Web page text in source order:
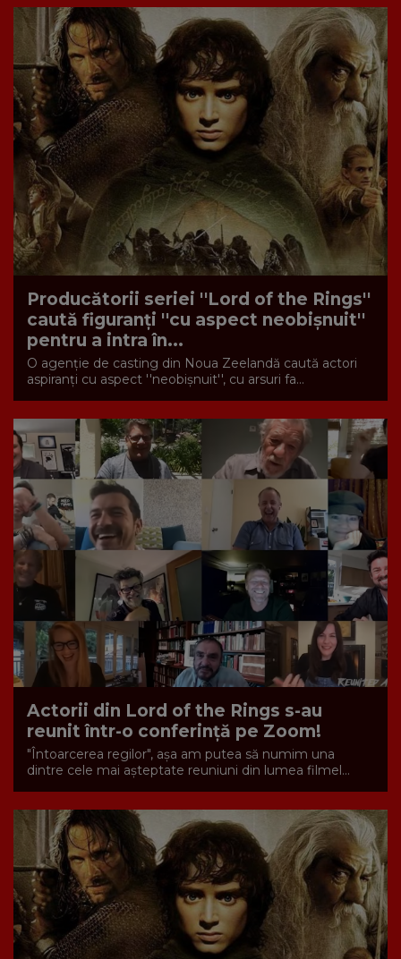
Producătorii seriei ''Lord of the Rings''
caută figuranţi ''cu aspect neobişnuit''
pentru a intra în...
O agenţie de casting din Noua Zeelandă caută actori
aspiranţi cu aspect ''neobişnuit'', cu arsuri fa...
Actorii din Lord of the Rings s-au
reunit într-o conferință pe Zoom!
"Întoarcerea regilor", așa am putea să numim una
dintre cele mai așteptate reuniuni din lumea filmel...